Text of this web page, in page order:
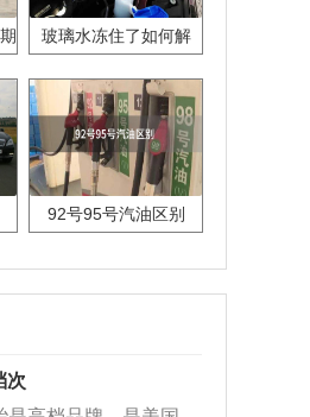
玻璃水冻住了如何解
92号95号汽油区别
次